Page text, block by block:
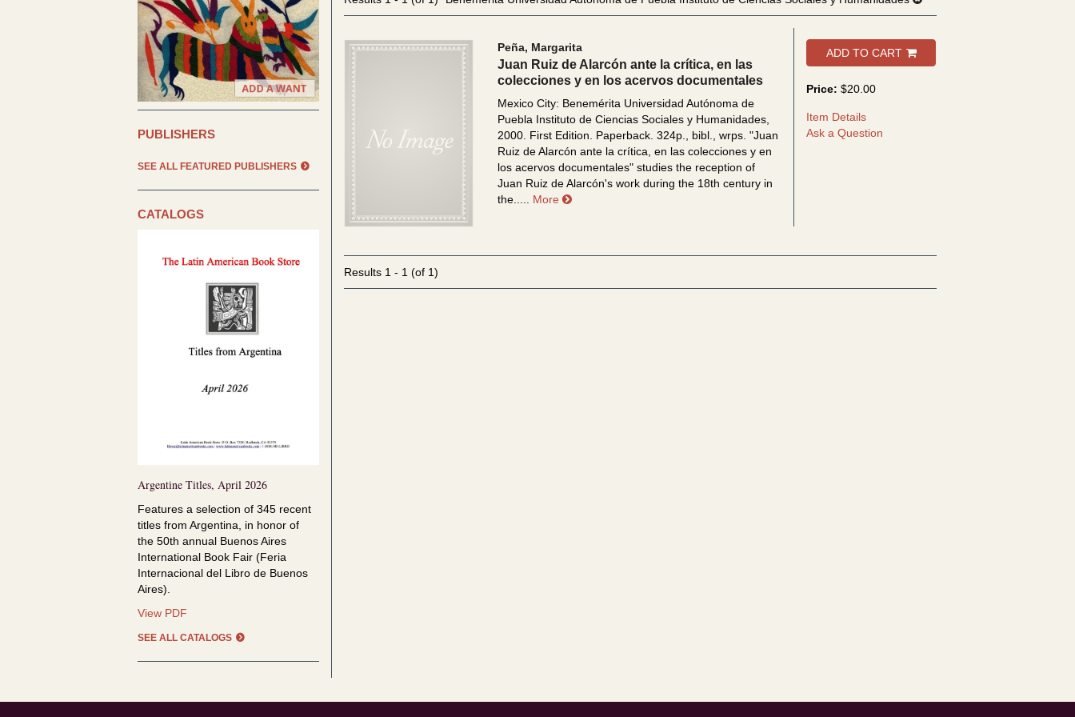
PUBLISHERS
SEE ALL FEATURED PUBLISHERS
CATALOGS
Argentine Titles, April 2026
Features a selection of 345 recent
titles from Argentina, in honor of
the 50th annual Buenos Aires
International Book Fair (Feria
Internacional del Libro de Buenos
Aires).
View PDF
April
2026
SEE ALL CATALOGS
Peña, Margarita
Juan Ruiz de Alarcón ante la crítica, en las
colecciones y en los acervos documentales
Mexico City: Benemérita Universidad Autónoma de
Puebla Instituto de Ciencias Sociales y Humanidades,
2000. First Edition. Paperback. 324p., bibl., wrps."Juan
Ruiz de Alarcón ante la crítica, en las colecciones y en
los acervos documentales" studies the reception of
Juan Ruiz de Alarcón's work during the 18th century in
the..... More about Juan Ruiz de Alarcón ante la crítica, en las colecciones y en los acervos documentales
ADD TO CART
Price:$20.00
Item Details
Ask a Question
Results1 - 1 (of 1)